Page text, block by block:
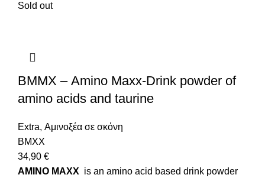
Sold out
ΒΜΜΧ – Amino Maxx-Drink powder of
amino acids and taurine
Extra, Αμινοξέα σε σκόνη
BMXX
34,90 €
AMINO MAXX is an amino acid based drink powder